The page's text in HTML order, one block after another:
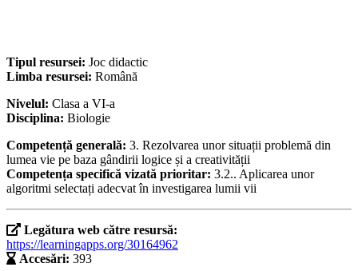
Tipul resursei: Joc didactic
Limba resursei: Română
Nivelul: Clasa a VI-a
Disciplina: Biologie
Competență generală: 3. Rezolvarea unor situații problemă din
lumea vie pe baza gândirii logice și a creativității
Competența specifică vizată prioritar: 3.2.. Aplicarea unor
algoritmi selectați adecvat în investigarea lumii vii
Legătura web către resursă:
https://learningapps.org/30164962
Accesări: 393